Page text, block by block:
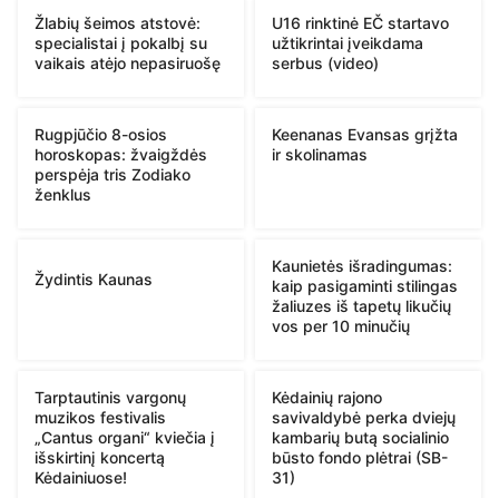
Žlabių šeimos atstovė:
specialistai į pokalbį su
vaikais atėjo nepasiruošę
U16 rinktinė EČ startavo
užtikrintai įveikdama
serbus (video)
Rugpjūčio 8-osios
horoskopas: žvaigždės
perspėja tris Zodiako
ženklus
Keenanas Evansas grįžta
ir skolinamas
Žydintis Kaunas
Kaunietės išradingumas:
kaip pasigaminti stilingas
žaliuzes iš tapetų likučių
vos per 10 minučių
Tarptautinis vargonų
muzikos festivalis
„Cantus organi“ kviečia į
išskirtinį koncertą
Kėdainiuose!
Kėdainių rajono
savivaldybė perka dviejų
kambarių butą socialinio
būsto fondo plėtrai (SB-
31)